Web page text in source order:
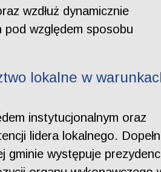
wzdłuż dynamicznie
pod względem sposobu
lokalne w
instytucjonalnym oraz
lidera lokalnego.
gminie występuje